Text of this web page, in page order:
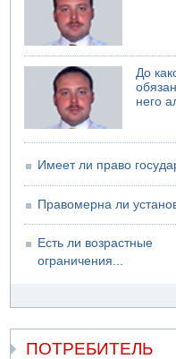
До
него
Имеет ли право
Правомерна ли
Есть ли возрастные
ограничения...
ПОТРЕБИТЕЛЬ